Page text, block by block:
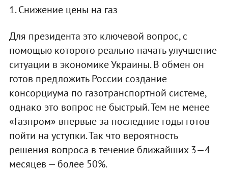
1. Снижение цены на газ
Для президента это ключевой вопрос, с
помощью которого реально начать улучшение
ситуации в экономике Украины. В обмен он
готов предложить России создание
консорциума по газотранспортной системе,
однако это вопрос не быстрый. Тем не менее
«Газпром» впервые за последние годы готов
пойти на уступки. Так что вероятность
решения вопроса в течение ближайших 3—4
месяцев — более 50%.